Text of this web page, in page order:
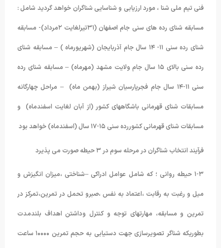
فنی تیم ملی شنا ، مورد ارزیابی و شناسایی شناگران خواهد گردید شامل :
مسابقه شنای رده های سنی جام اصفهان (۳۱تیرلغایت ۲مرداد)- مسابقه
شنای رده سنی ۱۱- ۱۴ سال جام آذربایجان (شهریورماه ) – مسابقه شنای
رده سنی بالای ۱۵ سال جام ولایت مشهد (مهرماه) – مسابقه شنای رده
سنی ۱۱-۱۴ سال جام فجرپارسیان شیراز (بهمن ماه) – مراحل چهارگانه
مسابقات شنای قهرمانی باشگاههای کشور (از آبان لغایت اسفندماه) و
مسابقات شنای قهرمانی کشوررده سنی ۱۵-۱۷ سال (اسفندماه) خواهد بود
فرآیند انتخاب شناگران در مرحله سوم در ۳ حیطه صورت می پذیرد
۱-۳ حیطه روانی ؛ که شامل عوامل ادراکی –شناختی ،میزان انگیزش و
میل و رغبت به رقابت ،اعتماد به نفس ،صبرو تحمل در تمرین،تمرکز در
تمرین و مسابقه، مهارتهای توجه و کنترل وداشتن اهداف بلندمدت
بطوریکه شناگر تصویرسازی جهت دستیابی به حجم تمرین ۱۰۰۰۰ ساعت